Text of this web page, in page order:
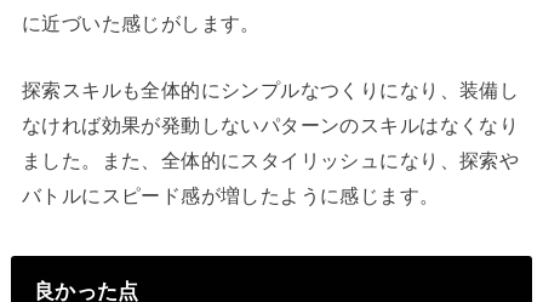
に近づいた感じがします。
探索スキルも全体的にシンプルなつくりになり、装備し
なければ効果が発動しないパターンのスキルはなくなり
ました。また、全体的にスタイリッシュになり、探索や
バトルにスピード感が増したように感じます。
良かった点